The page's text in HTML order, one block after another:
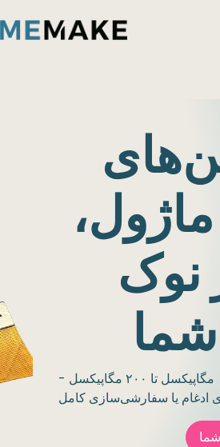
نوک
ماژول‌های دوربین بینایی OEM و تعبیه‌شده از ۰.۳ مگاپیکسل تا ۲۰۰ مگاپیکسل -